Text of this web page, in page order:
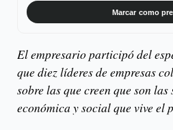
Marcar como
El empresario participó del
que diez líderes de empresas
sobre las que creen que son
económica y social que vive el